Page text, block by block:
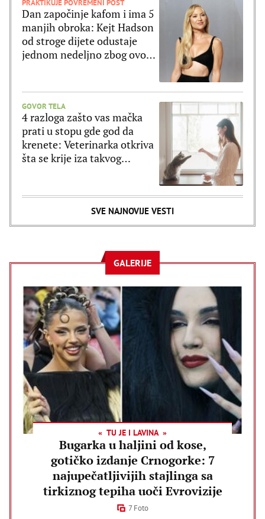
PRAKTIKUJE POVREMENI POST
Dan započinje kafom i ima 5
manjih obroka: Kejt Hadson
od stroge dijete odustaje
jednom nedeljno zbog ovog
GOVOR TELA
4 razloga zašto vas mačka
prati u stopu gde god da
krenete: Veterinarka otkriva
šta se krije iza takvog
SVE NAJNOVIJE VESTI
GALERIJE
TU JE I LAVINA
Bugarka u haljini od kose,
gotičko izdanje Crnogorke: 7
najupečatljivijih stajlinga sa
tirkiznog tepiha uoči Evrovizije
7 Foto